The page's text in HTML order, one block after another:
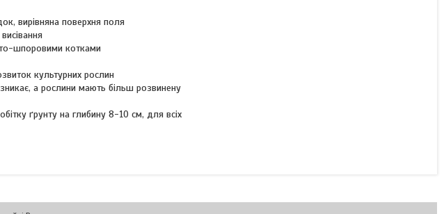
вирівняна поверхня поля
шпоровими котками
культурних рослин
а рослини мають більш розвинену
ґрунту на глибину 8-10 см, для всіх